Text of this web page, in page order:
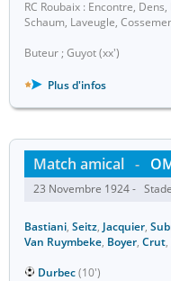
RC Roubaix : Encontre,
Schaum, Laveugle,
Buteur ; Guyot (xx')
Plus d'infos
Match amical -
23 Novembre 1924 -
Bastiani, Seitz, Jacquier,
Van Ruymbeke, Boyer, Crut,
Durbec(10')